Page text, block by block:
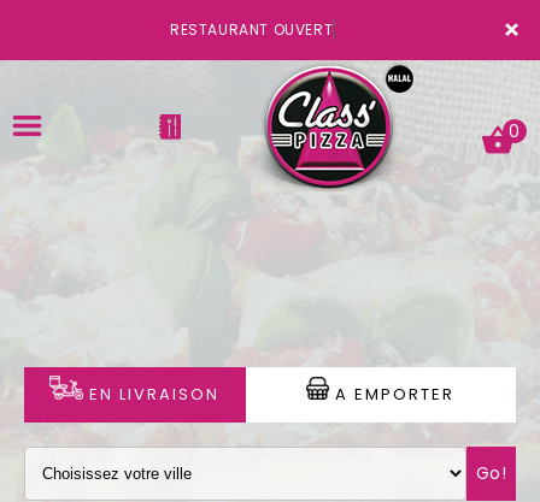
×
RESTAURANT OUVERT
ACCUEIL
VOTRE COMPTE
NOTRE RESTAURANT
VOS AVIS
0
EN LIVRAISON A EMPORTER
Go!